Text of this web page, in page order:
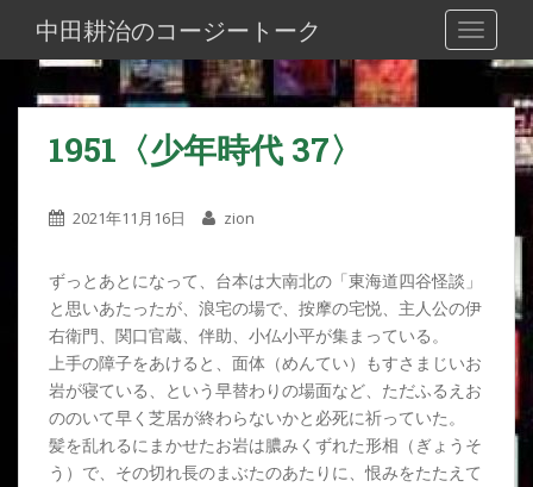
i
中田耕治のコージートーク
1951〈少年時代 37〉
2021年11月16日 zion
ずっとあとになって、台本は大南北の「東海道四谷怪談」
と思いあたったが、浪宅の場で、按摩の宅悦、主人公の伊
右衛門、関口官蔵、伴助、小仏小平が集まっている。
上手の障子をあけると、面体（めんてい）もすさまじいお
岩が寝ている、という早替わりの場面など、ただふるえお
ののいて早く芝居が終わらないかと必死に祈っていた。
髪を乱れるにまかせたお岩は膿みくずれた形相（ぎょうそ
う）で、その切れ長のまぶたのあたりに、恨みをたたえて